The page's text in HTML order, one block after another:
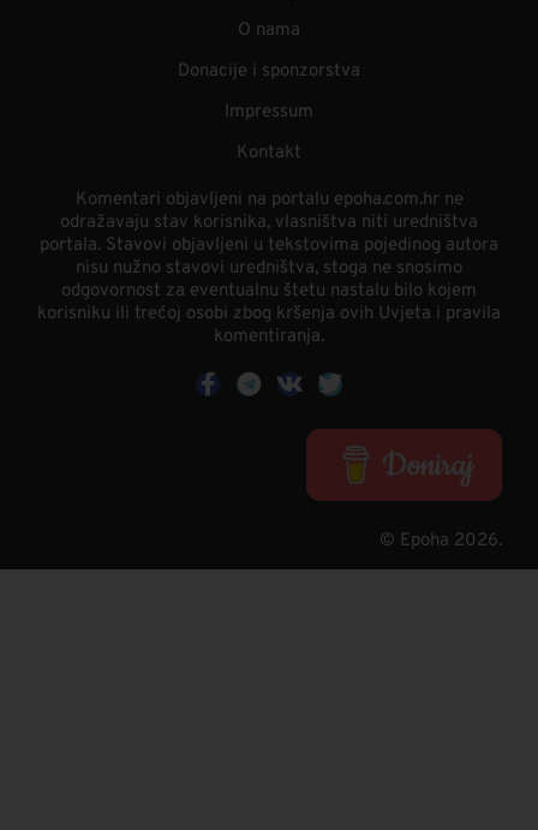
O nama
Donacije i sponzorstva
Impressum
Kontakt
Komentari objavljeni na portalu epoha.com.hr ne
odražavaju stav korisnika, vlasništva niti uredništva
portala. Stavovi objavljeni u tekstovima pojedinog autora
nisu nužno stavovi uredništva, stoga ne snosimo
odgovornost za eventualnu štetu nastalu bilo kojem
korisniku ili trećoj osobi zbog kršenja ovih Uvjeta i pravila
komentiranja.
© Epoha 2026.